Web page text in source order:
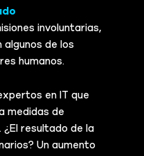
involuntarias,
de los
humanos.
en IT que
medidas de
resultado de la
Un aumento